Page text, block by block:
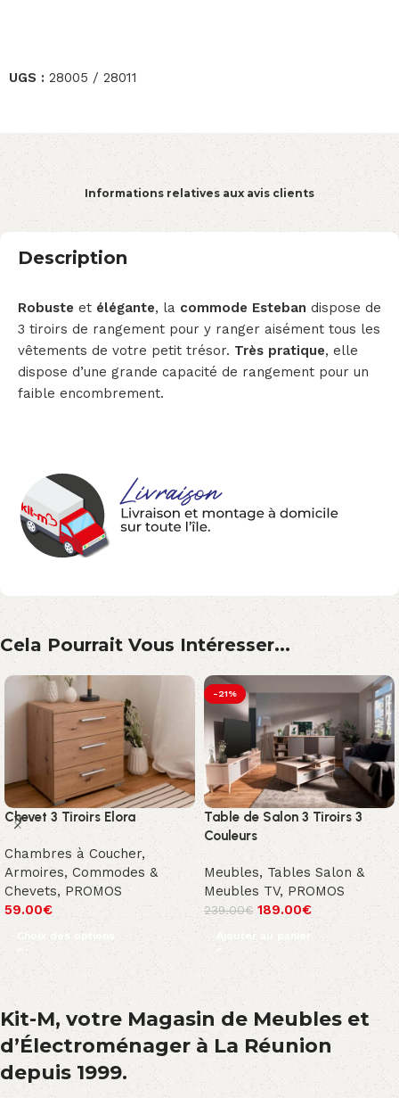
UGS : 28005 / 28011
Informations relatives aux avis clients
Description
Robuste et élégante, la commode Esteban dispose de
3 tiroirs de rangement pour y ranger aisément tous les
vêtements de votre petit trésor. Très pratique, elle
dispose d’une grande capacité de rangement pour un
faible encombrement.
Cela Pourrait Vous Intéresser...
Chevet 3 Tiroirs Elora
Chambres à Coucher,
Armoires, Commodes &
Chevets, PROMOS
59.00€
Choix des options
-21%
Table de Salon 3 Tiroirs 3
Couleurs
Meubles, Tables Salon &
Meubles TV, PROMOS
239.00€ 189.00€
Ajouter au panier
Kit-M, votre Magasin de Meubles et
d’Électroménager à La Réunion
depuis 1999.